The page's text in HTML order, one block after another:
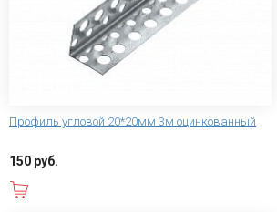
Профиль угловой 20*20мм 3м оцинкованный
150 руб.